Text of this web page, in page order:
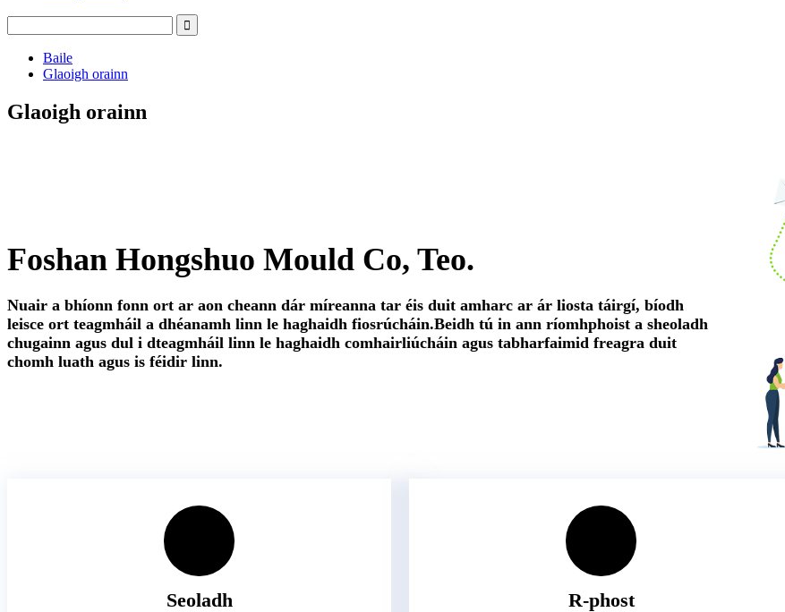
Baile
Glaoigh orainn
Glaoigh orainn
Foshan Hongshuo Mould Co, Teo.
Nuair a bhíonn fonn ort ar aon cheann dár míreanna tar éis duit amharc ar ár liosta táirgí, bíodh
leisce ort teagmháil a dhéanamh linn le haghaidh fiosrúcháin.Beidh tú in ann ríomhphoist a sheoladh
chugainn agus dul i dteagmháil linn le haghaidh comhairliúcháin agus tabharfaimid freagra duit
chomh luath agus is féidir linn.
Seoladh R-phost